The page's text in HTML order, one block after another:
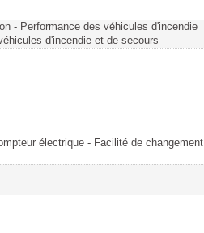
- Performance des véhicules d'incendie
d'incendie et de secours
électrique - Facilité de changement